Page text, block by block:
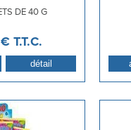
DE 40 G
€ T.T.C.